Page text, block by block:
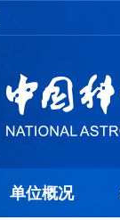
单位概况